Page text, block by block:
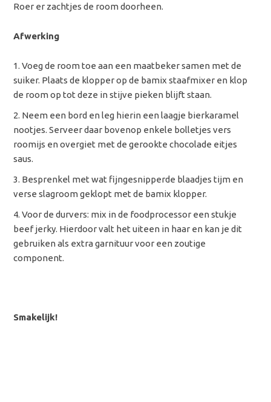
Roer er zachtjes de room doorheen.
Afwerking
Voeg de room toe aan een maatbeker samen met de
suiker. Plaats de klopper op de bamix staafmixer en klop
de room op tot deze in stijve pieken blijft staan.
Neem een bord en leg hierin een laagje bierkaramel
nootjes. Serveer daar bovenop enkele bolletjes vers
roomijs en overgiet met de gerookte chocolade eitjes
saus.
Besprenkel met wat fijngesnipperde blaadjes tijm en
verse slagroom geklopt met de bamix klopper.
Voor de durvers: mix in de foodprocessor een stukje
beef jerky. Hierdoor valt het uiteen in haar en kan je dit
gebruiken als extra garnituur voor een zoutige
component.
Smakelijk!